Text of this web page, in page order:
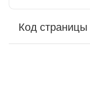
Код страницы